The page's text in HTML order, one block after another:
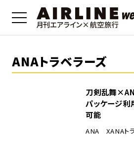
ANAトラベラーズ
刀剣乱舞
パッケージ利
可能
ANA XANAト